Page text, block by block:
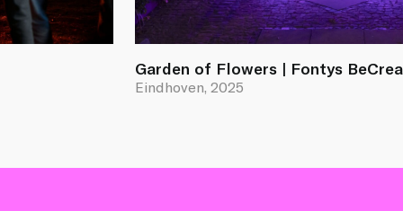
Garden of Flowers | Fontys
Eindhoven, 2025